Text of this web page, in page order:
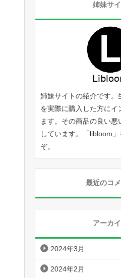
姉妹サ
姉妹サイトの紹介です。
を実際に購入した方にイ
ます。その商品の良い悪
しています。「libloom
ぞ。
最近のコ
アーカ
2024年3月
2024年2月